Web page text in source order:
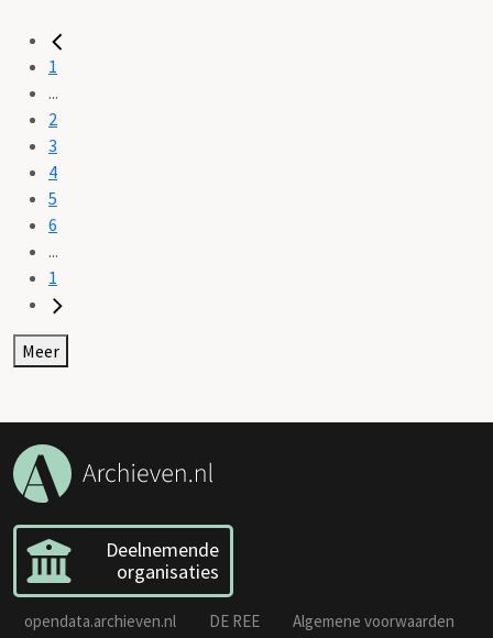
1
...
2
3
4
5
6
...
1
Meer
Deelnemende
organisaties
opendata.archieven.nl DE REE Algemene voorwaarden